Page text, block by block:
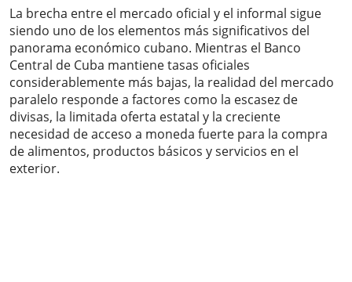
La brecha entre el mercado oficial y el informal sigue
siendo uno de los elementos más significativos del
panorama económico cubano. Mientras el Banco
Central de Cuba mantiene tasas oficiales
considerablemente más bajas, la realidad del mercado
paralelo responde a factores como la escasez de
divisas, la limitada oferta estatal y la creciente
necesidad de acceso a moneda fuerte para la compra
de alimentos, productos básicos y servicios en el
exterior.